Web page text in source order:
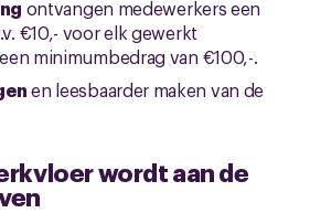
ontvangen medewerkers een
€10,- voor elk gewerkt
minimumbedrag van €100,-.
en leesbaarder maken van de
wordt aan de